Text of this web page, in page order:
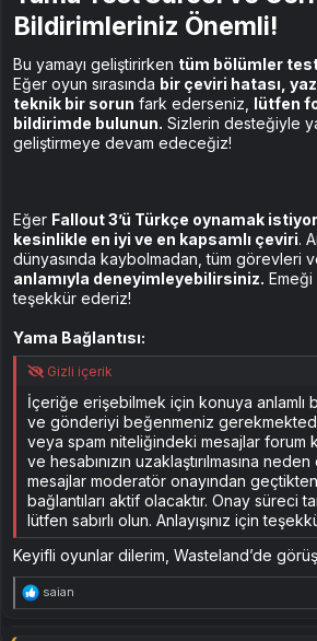
Bildirimleriniz Önemli!
Bu yamayı geliştirirken tüm bölümler
Eğer oyun sırasında bir çeviri hatası,
teknik bir sorun fark ederseniz, lütfen
bildirimde bulunun. Sizlerin desteğiyle
geliştirmeye devam edeceğiz!
Eğer Fallout 3’ü Türkçe oynamak
kesinlikle en iyi ve en kapsamlı çeviri.
dünyasında kaybolmadan, tüm görevleri
anlamıyla deneyimleyebilirsiniz.
teşekkür ederiz!
Yama Bağlantısı:
Gizli içerik
İçeriğe erişebilmek için konuya anlamlı
ve gönderiyi beğenmeniz
veya spam niteliğindeki mesajlar forum
ve hesabınızın uzaklaştırılmasına neden
mesajlar moderatör onayından
bağlantıları aktif olacaktır. Onay süreci
lütfen sabırlı olun. Anlayışınız için
Keyifli oyunlar dilerim, Wasteland’de
T
e
saian